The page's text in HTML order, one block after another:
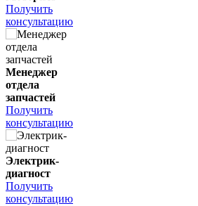
Получить
консультацию
Менеджер
отдела
запчастей
Получить
консультацию
Электрик-
диагност
Получить
консультацию